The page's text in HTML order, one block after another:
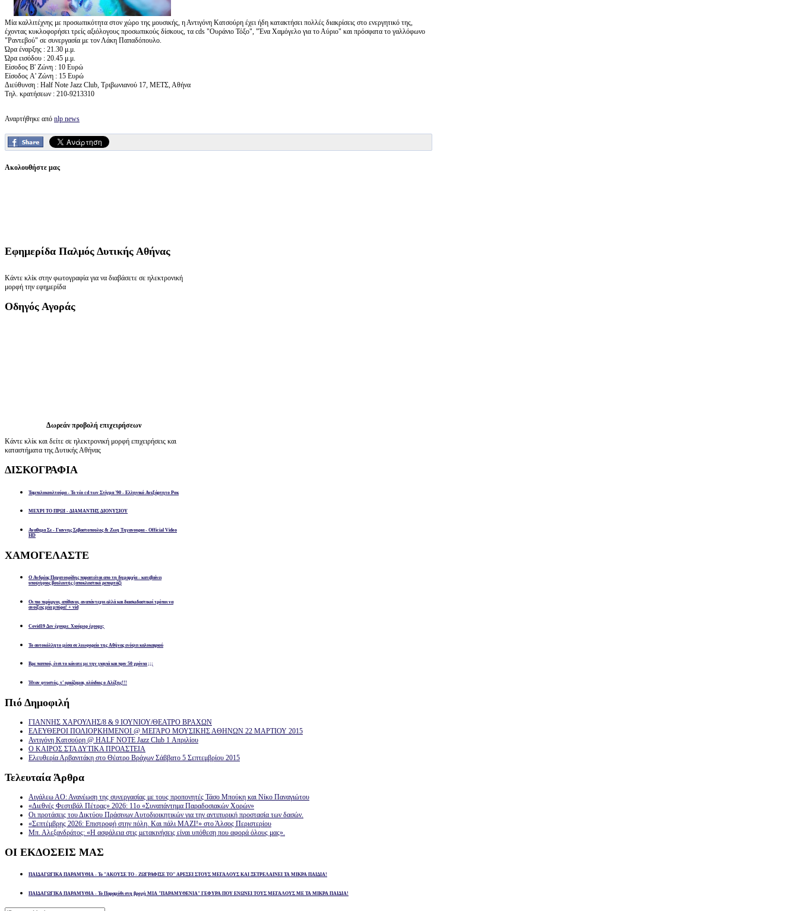
Μία καλλιτέχνης με προσωπικότητα στον χώρο της μουσικής, η Αντιγόνη Κατσούρη έχει ήδη κατακτήσει πολλές διακρίσεις στο ενεργητικό της,
έχοντας κυκλοφορήσει τρείς αξιόλογους προσωπικούς δίσκους, τα cds "Ουράνιο Τόξο", "Ένα Χαμόγελο για το Αύριο" και πρόσφατα το γαλλόφωνο
"Ραντεβού" σε συνεργασία με τον Λάκη Παπαδόπουλο.
Ώρα έναρξης : 21.30 μ.μ.
Ώρα εισόδου : 20.45 μ.μ.
Είσοδος Β' Ζώνη : 10 Ευρώ
Eίσοδος A' Ζώνη : 15 Ευρώ
Διεύθυνση : Half Note Jazz Club, Τριβωνιανού 17, ΜΕΤΣ, Αθήνα
Τηλ. κρατήσεων : 210-9213310
Αναρτήθηκε από nlp news
Ακολουθήστε μας
Εφημερίδα Παλμός Δυτικής Αθήνας
Κάντε κλίκ στην φωτογραφία για να διαβάσετε σε ηλεκτρονική
μορφή την εφημερίδα
Οδηγός Αγοράς
Δωρεάν προβολή επιχειρήσεων
Κάντε κλίκ και δείτε σε ηλεκτρονική μορφή επιχειρήσεις και
καταστήματα της Δυτικής Αθήνας
ΔΙΣΚΟΓΡΑΦΙΑ
Ταμπελοκουλτούρα - Το νέο cd των Στίγμα '90 - Ελληνικό Ανεξάρτητο Ροκ
ΜΕΧΡΙ ΤΟ ΠΡΩΙ - ΔΙΑΜΑΝΤΗΣ ΔΙΟΝΥΣΙΟΥ
Αναθεμα Σε - Γιαννης Σεβαστοπουλος & Ζωη Τηγανουρια - Official Video
HD
ΧΑΜΟΓΕΛΑΣΤΕ
Ο Ανδρέας Παχατουρίδης παραιτείται απο τη δημαρχία - κατεβαίνει
υποψήφιος βουλευτής (αποκλειστικό ρεπορτάζ)
Οι πιο περίεργοι, απίθανοι, αναπάντεχοι αλλά και διασκεδαστικοί τρόποι να
ανοίξεις μία μπύρα! + vid
Covid19 Δεν έχουμε. Χιούμορ έχουμε;
Το αυτοκόλλητο μέσα σε λεωφορείο της Αθήνας ενόψει καλοκαιριού
Βρε παππού, έτσι το κάνατε με την γιαγιά και πριν 50 χρόνια ;;;
Ήταν φτυστός, τ’ ορκίζομαι, ολόιδιος ο Αλέξης!!!
Πιό Δημοφιλή
ΓΙΑΝΝΗΣ ΧΑΡΟΥΛΗΣ/8 & 9 ΙΟΥΝΙΟΥ/ΘΕΑΤΡΟ ΒΡΑΧΩΝ
ΕΛΕΥΘΕΡΟΙ ΠΟΛΙΟΡΚΗΜΕΝΟΙ @ ΜΕΓΑΡΟ ΜΟΥΣΙΚΗΣ ΑΘΗΝΩΝ 22 ΜΑΡΤΙΟΥ 2015
Αντιγόνη Κατσούρη @ HALF NOTE Jazz Club 1 Απριλίου
Ο ΚΑΙΡΟΣ ΣΤΑ ΔΥΤΙΚΑ ΠΡΟΑΣΤΕΙΑ
Ελευθερία Αρβανιτάκη στο Θέατρο Βράχων Σάββατο 5 Σεπτεμβρίου 2015
Τελευταία Άρθρα
Αιγάλεω ΑΟ: Ανανέωση της συνεργασίας με τους προπονητές Τάσο Μπούκη και Νίκο Παναγιώτου
«Διεθνές Φεστιβάλ Πέτρας» 2026: 11ο «Συναπάντημα Παραδοσιακών Χορών»
Οι προτάσεις του Δικτύου Πράσινων Αυτοδιοικητικών για την αντιπυρική προστασία των δασών.
«Σεπτέμβρης 2026: Επιστροφή στην πόλη. Και πάλι ΜΑΖΙ!» στο Άλσος Περιστερίου
Μπ. Αλεξανδράτος: «Η ασφάλεια στις μετακινήσεις είναι υπόθεση που αφορά όλους μας».
ΟΙ ΕΚΔΟΣΕΙΣ ΜΑΣ
ΠΑΙΔΑΓΩΓΙΚΑ ΠΑΡΑΜΥΘΙΑ - Το "ΑΚΟΥΣΕ ΤΟ - ΖΩΓΡΑΦΙΣΕ ΤΟ" ΑΡΕΣΕΙ ΣΤΟΥΣ ΜΕΓΑΛΟΥΣ ΚΑΙ ΞΕΤΡΕΛΑΙΝΕΙ ΤΑ ΜΙΚΡΑ ΠΑΙΔΙΑ!
ΠΑΙΔΑΓΩΓΙΚΑ ΠΑΡΑΜΥΘΙΑ - Το Παραμύθι στη βροχή ΜΙΑ "ΠΑΡΑΜΥΘΕΝΙΑ" ΓΕΦΥΡΑ ΠΟΥ ΕΝΩΝΕΙ ΤΟΥΣ ΜΕΓΑΛΟΥΣ ΜΕ ΤΑ ΜΙΚΡΑ ΠΑΙΔΙΑ!